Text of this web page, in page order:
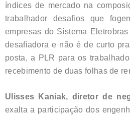
índices de mercado na
trabalhador desafios que
empresas do Sistema
desafiadora e não é de curto
posta, a PLR para os
recebimento de duas folhas de
Ulisses Kaniak, diretor de
exalta a participação dos